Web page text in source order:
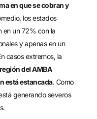
en que se cobran y
los estados
en un 72% con la
y apenas en un
casos extremos, la
del AMBA
está estancada. Como
generando severos